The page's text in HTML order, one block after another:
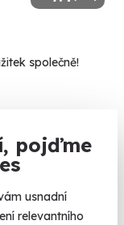
pojďme
usnadní
relevantního
společně!